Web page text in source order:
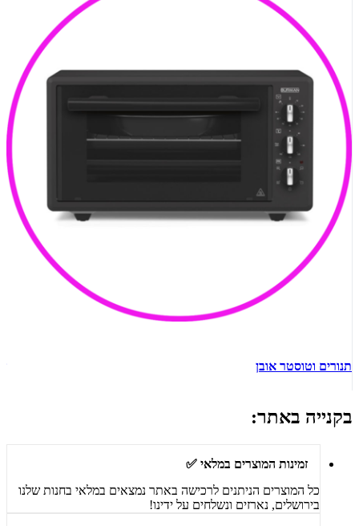
תנורים וטוסטר אובן
בקנייה באתר:
זמינות המוצרים במלאי ✅
כל המוצרים הניתנים לרכישה באתר נמצאים במלאי בחנות שלנו
בירושלים, נארזים ונשלחים על ידינו!